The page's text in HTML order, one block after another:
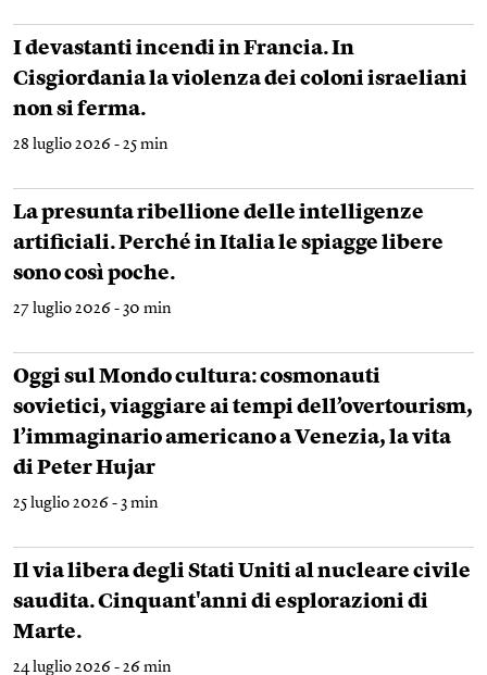
I devastanti incendi in Francia. In
Cisgiordania la violenza dei coloni israeliani
non si ferma.
28 luglio 2026 - 25 min
La presunta ribellione delle intelligenze
artificiali. Perché in Italia le spiagge libere
sono così poche.
27 luglio 2026 - 30 min
Oggi sul Mondo cultura: cosmonauti
sovietici, viaggiare ai tempi dell’overtourism,
l’immaginario americano a Venezia, la vita
di Peter Hujar
25 luglio 2026 - 3 min
Il via libera degli Stati Uniti al nucleare civile
saudita. Cinquant'anni di esplorazioni di
Marte.
24 luglio 2026 - 26 min